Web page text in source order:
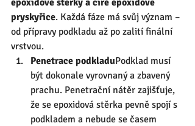
epoxidové stěrky a čiré epoxidové
pryskyřice. Každá fáze má svůj význam –
od přípravy podkladu až po zalití finální
vrstvou.
Penetrace podkladuPodklad musí
být dokonale vyrovnaný a zbavený
prachu. Penetrační nátěr zajišťuje,
že se epoxidová stěrka pevně spojí s
podkladem a nebude se časem